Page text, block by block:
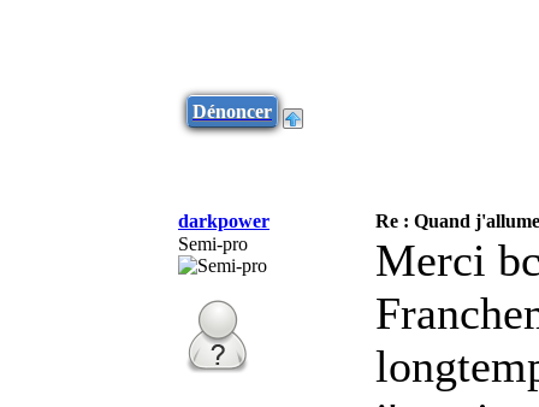
Dénoncer
darkpower
Re : Quand
Semi-pro
Merci